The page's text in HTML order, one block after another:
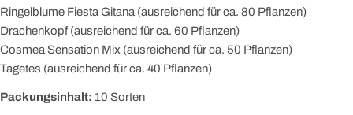
Ringelblume Fiesta Gitana (ausreichend für ca. 80 Pflanzen)
Drachenkopf (ausreichend für ca. 60 Pflanzen)
Cosmea Sensation Mix (ausreichend für ca. 50 Pflanzen)
Tagetes (ausreichend für ca. 40 Pflanzen)
Packungsinhalt: 10 Sorten